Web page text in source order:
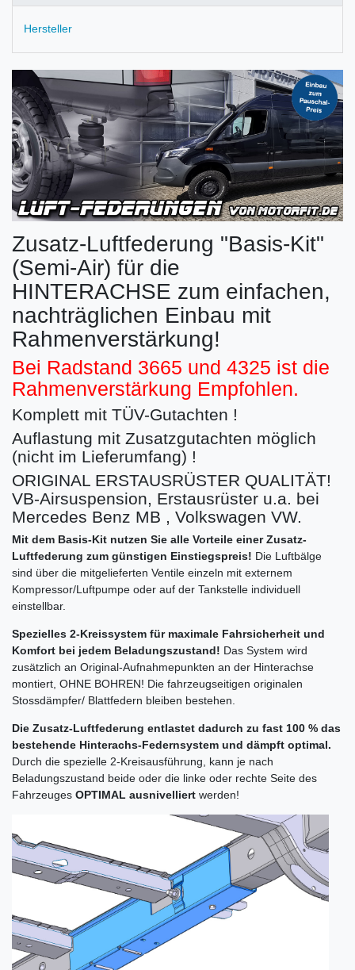
Hersteller
Zusatz-Luftfederung "Basis-Kit"
(Semi-Air) für die
HINTERACHSE zum einfachen,
nachträglichen Einbau mit
Rahmenverstärkung!
Bei Radstand 3665 und 4325 ist die
Rahmenverstärkung Empfohlen.
Komplett mit TÜV-Gutachten !
Auflastung mit Zusatzgutachten möglich
(nicht im Lieferumfang) !
ORIGINAL ERSTAUSRÜSTER QUALITÄT!
VB-Airsuspension, Erstausrüster u.a. bei
Mercedes Benz MB , Volkswagen VW.
Mit dem Basis-Kit nutzen Sie alle Vorteile einer Zusatz-
Luftfederung zum günstigen Einstiegspreis! Die Luftbälge
sind über die mitgelieferten Ventile einzeln mit externem
Kompressor/Luftpumpe oder auf der Tankstelle individuell
einstellbar.
Spezielles 2-Kreissystem für maximale Fahrsicherheit und
Komfort bei jedem Beladungszustand! Das System wird
zusätzlich an Original-Aufnahmepunkten an der Hinterachse
montiert, OHNE BOHREN! Die fahrzeugseitigen originalen
Stossdämpfer/ Blattfedern bleiben bestehen.
Die Zusatz-Luftfederung entlastet dadurch zu fast 100 % das
bestehende Hinterachs-Federnsystem und dämpft optimal.
Durch die spezielle 2-Kreisausführung, kann je nach
Beladungszustand beide oder die linke oder rechte Seite des
Fahrzeuges OPTIMAL ausnivelliert werden!